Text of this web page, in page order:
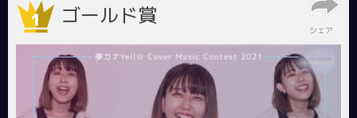
ゴールド賞
シェア